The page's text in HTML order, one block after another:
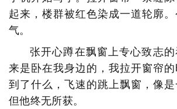
起来，楼群被红色染成一道轮廓
气。
张开心蹲在飘窗上专心致志
来是卧在我身边的，我拉开窗帘
到了什么，飞速的跳上飘窗，像是
但他终无所获。